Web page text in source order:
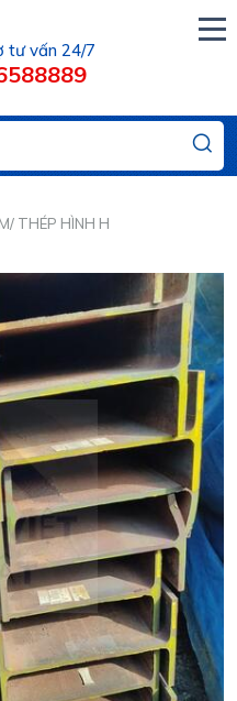
tư vấn 24/7
THÉP HÌNH H